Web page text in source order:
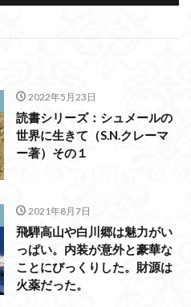
2022年5月23日
読書シリーズ：シュメールの
世界に生きて（S.N.クレーマ
ー著）その１
2021年8月7日
飛騨高山や白川郷は魅力がい
っぱい。内装が意外と豪華な
ことにびっくりした。財源は
火薬だった。